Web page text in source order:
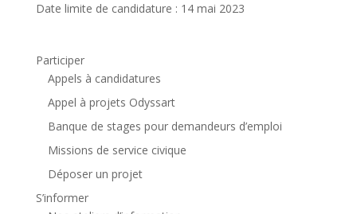
Date limite de candidature : 14 mai 2023
Participer
Appels à candidatures
Appel à projets Odyssart
Banque de stages pour demandeurs d’emploi
Missions de service civique
Déposer un projet
S’informer